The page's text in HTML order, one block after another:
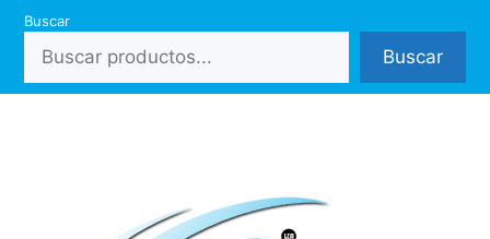
Saltar
contenido
Buscar
Buscar